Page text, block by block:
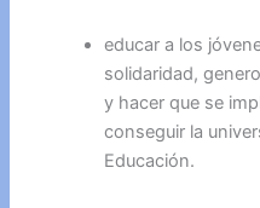
educar a los
solidaridad,
y hacer que se
conseguir la
Educación.